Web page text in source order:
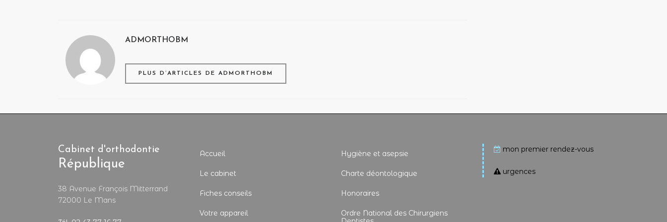
ADMORTHOBM
PLUS D’ARTICLES DE ADMORTHOBM
Cabinet d'orthodontie
République
38 Avenue François Mitterrand
72000 Le Mans
Accueil
Le cabinet
Fiches conseils
Votre appareil
Hygiène et asepsie
Charte déontologique
Honoraires
Ordre National des Chirurgiens
mon premier rendez-vous
urgences